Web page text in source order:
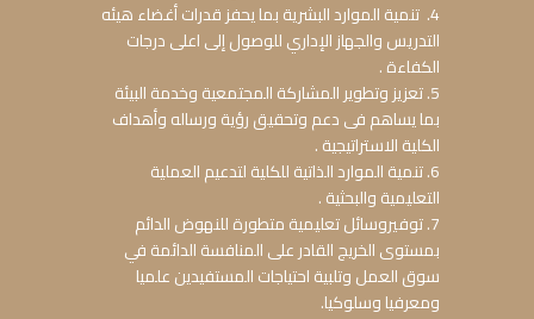
4. تنمية الموارد البشرية بما يحفز قدرات أغضاء هيئه
التدريس والجهاز الإداري للوصول إلى اعلى درجات
الكفاءة .
5. تعزيز وتطوير المشاركة المجتمعية وخدمة البيئة
بما يساهم فى دعم وتحقيق رؤية ورساله وأهداف
الكلية الاستراتيجية .
6. تنمية الموارد الذاتية للكلية لتدعيم العملية
التعليمية والبحثية .
7. توفيروسائل تعلیمیة متطورة للنهوض الدائم
بمستوى الخریج القادر على المنافسة الدائمة في
سوق العمل وتلبیة احتیاجات المستفیدین علمیا
ومعرفیا وسلوكیا.